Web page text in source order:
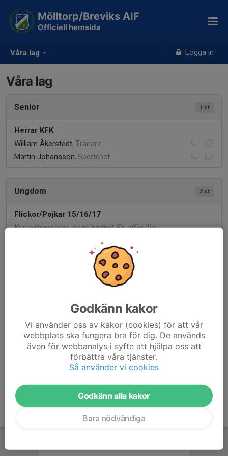
Våra lag Logga in
Mölltorp/Breviks AIF
Officiell hemsida
Våra lag
1 st
Senior
Herrar KFK
William Åkerstedt, Tränare
Martin Johansson, Sportchef
2 st
Ungdom
Flickor/Pojkar 15/16/17
Kontaktpersoner visas endast för offentlig
Fotbollsskolan
Kontaktpersoner visas endast för offentlig
Flickor/Pojkar 20
Kontaktperson saknas
Godkänn kakor
Vi använder oss av kakor (cookies) för att vår
webbplats ska fungera bra för dig. De används
även för webbanalys i syfte att hjälpa oss att
förbättra våra tjänster.
Så använder vi cookies
Godkänn alla kakor
Bara nödvändiga